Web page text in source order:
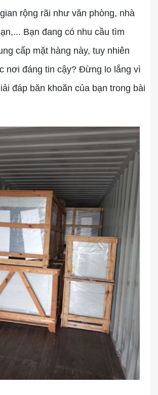
rộng rãi như văn phòng, nhà
Bạn đang có nhu cầu tìm
cấp mặt hàng này, tuy nhiên
nơi đáng tin cậy? Đừng lo lắng vì
đáp băn khoăn của bạn trong bài